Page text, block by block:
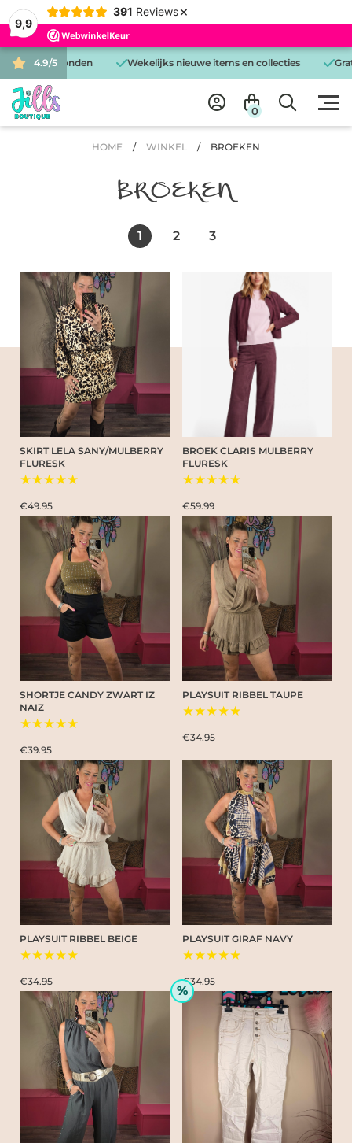
9,9
391 Reviews ×
4.9/5
verzonden Wekelijks nieuwe items en collecties Gratis
0
HOME / WINKEL / BROEKEN
BROEKEN
1 2 3
SKIRT LELA SANY/MULBERRY
FLURESK
★★★★★
€49.95
BROEK CLARIS MULBERRY
FLURESK
★★★★★
€59.99
SHORTJE CANDY ZWART IZ
NAIZ
★★★★★
€39.95
PLAYSUIT RIBBEL TAUPE
★★★★★
€34.95
PLAYSUIT RIBBEL BEIGE
★★★★★
€34.95
PLAYSUIT GIRAF NAVY
★★★★★
€34.95
%